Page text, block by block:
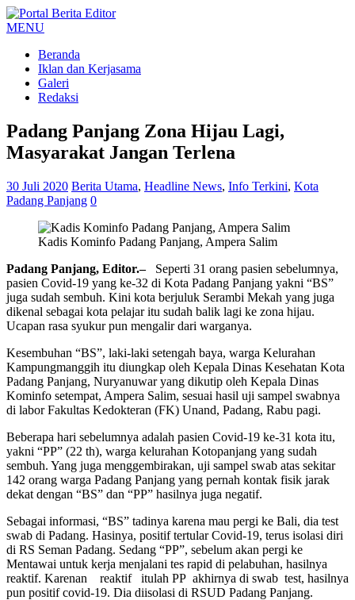
MENU
Beranda
Iklan dan Kerjasama
Galeri
Redaksi
Padang Panjang Zona Hijau Lagi,
Masyarakat Jangan Terlena
30 Juli 2020 Berita Utama, Headline News, Info Terkini, Kota
Padang Panjang 0
Kadis Kominfo Padang Panjang, Ampera Salim
Padang Panjang, Editor.– Seperti 31 orang pasien sebelumnya,
pasien Covid-19 yang ke-32 di Kota Padang Panjang yakni “BS”
juga sudah sembuh. Kini kota berjuluk Serambi Mekah yang juga
dikenal sebagai kota pelajar itu sudah balik lagi ke zona hijau.
Ucapan rasa syukur pun mengalir dari warganya.
Kesembuhan “BS”, laki-laki setengah baya, warga Kelurahan
Kampungmanggih itu diungkap oleh Kepala Dinas Kesehatan Kota
Padang Panjang, Nuryanuwar yang dikutip oleh Kepala Dinas
Kominfo setempat, Ampera Salim, sesuai hasil uji sampel swabnya
di labor Fakultas Kedokteran (FK) Unand, Padang, Rabu pagi.
Beberapa hari sebelumnya adalah pasien Covid-19 ke-31 kota itu,
yakni “PP” (22 th), warga kelurahan Kotopanjang yang sudah
sembuh. Yang juga menggembirakan, uji sampel swab atas sekitar
142 orang warga Padang Panjang yang pernah kontak fisik jarak
dekat dengan “BS” dan “PP” hasilnya juga negatif.
Sebagai informasi, “BS” tadinya karena mau pergi ke Bali, dia test
swab di Padang. Hasinya, positif tertular Covid-19, terus isolasi diri
di RS Seman Padang. Sedang “PP”, sebelum akan pergi ke
Mentawai untuk kerja menjalani tes rapid di pelabuhan, hasilnya
reaktif. Karenan reaktif itulah PP akhirnya di swab test, hasilnya
pun positif covid-19. Dia diisolasi di RSUD Padang Panjang.